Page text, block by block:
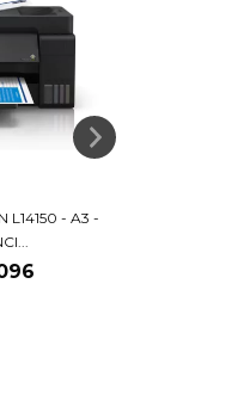
L14150 - A3 -